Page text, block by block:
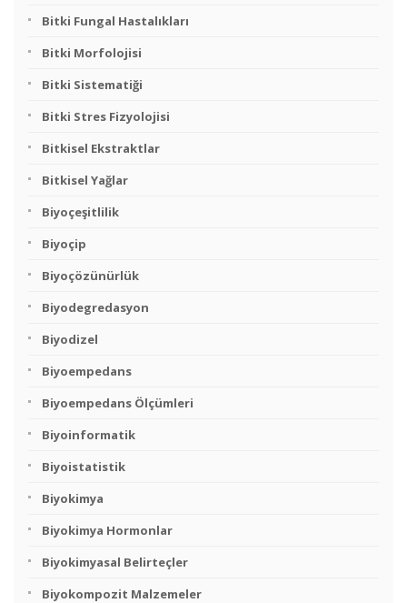
Bitki Fungal Hastalıkları
Bitki Morfolojisi
Bitki Sistematiği
Bitki Stres Fizyolojisi
Bitkisel Ekstraktlar
Bitkisel Yağlar
Biyoçeşitlilik
Biyoçip
Biyoçözünürlük
Biyodegredasyon
Biyodizel
Biyoempedans
Biyoempedans Ölçümleri
Biyoinformatik
Biyoistatistik
Biyokimya
Biyokimya Hormonlar
Biyokimyasal Belirteçler
Biyokompozit Malzemeler